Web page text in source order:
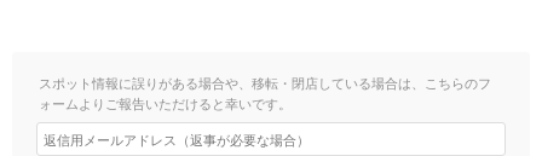
スポット情報に誤りがある場合や、移転・閉店している場合は、こちらのフ
ォームよりご報告いただけると幸いです。